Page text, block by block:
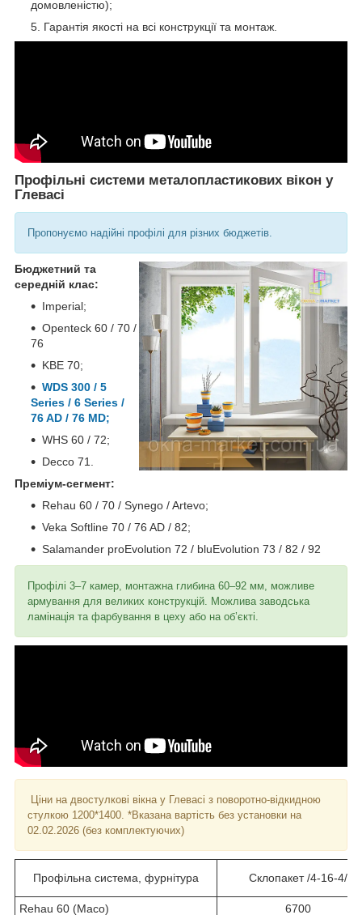
домовленістю);
Гарантія якості на всі конструкції та монтаж.
Профільні системи металопластикових вікон у
Глевасі
Пропонуємо надійні профілі для різних бюджетів.
Бюджетний та
середній клас:
Imperial;
Openteck 60 / 70 /
76
KBE 70;
WDS 300 / 5
Series / 6 Series /
76 AD / 76 MD;
WHS 60 / 72;
Decco 71.
Преміум-сегмент:
Rehau 60 / 70 / Synego / Artevo;
Veka Softline 70 / 76 AD / 82;
Salamander proEvolution 72 / bluEvolution 73 / 82 / 92
Профілі 3–7 камер, монтажна глибина 60–92 мм, можливе
армування для великих конструкцій. Можлива заводська
ламінація та фарбування в цеху або на об’єкті.
Ціни на двостулкові вікна у Глевасі з поворотно-відкидною
стулкою 1200*1400. *Вказана вартість без установки на
02.02.2026 (без комплектуючих)
Профільна система, фурнітура Склопакет /4-16-4/
Rehau 60 (Maco) 6700